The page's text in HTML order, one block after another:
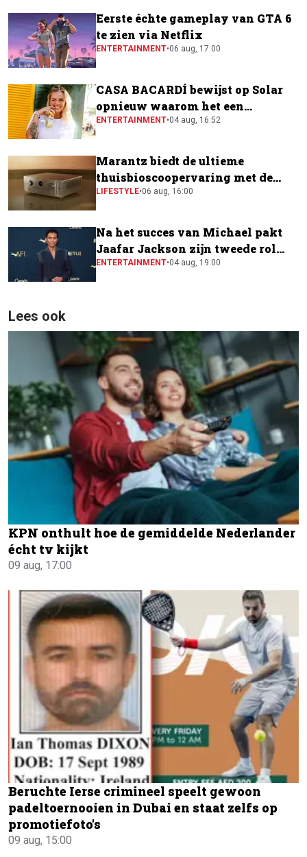
Eerste échte gameplay van GTA 6
te zien via Netflix
ENTERTAINMENT•06 aug, 17:00
CASA BACARDÍ bewijst op Solar
opnieuw waarom het een
festivalfavoriet is
ENTERTAINMENT•04 aug, 16:52
Marantz biedt de ultieme
thuisbioscoopervaring met de
CINEMA Series 2
LIFESTYLE•06 aug, 16:00
Na het succes van Michael pakt
Jaafar Jackson zijn tweede rol
naast Will Smith
ENTERTAINMENT•04 aug, 19:00
Lees ook
KPN onthult hoe de gemiddelde Nederlander
écht tv kijkt
09 aug, 17:00
Beruchte Ierse crimineel speelt gewoon
padeltoernooien in Dubai en staat zelfs op
promotiefoto's
09 aug, 15:00